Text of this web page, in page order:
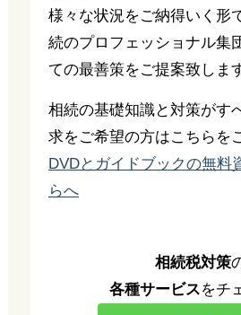
様々な状況をご納得いく形
続のプロフェッショナル集
ての最善策をご提案致しま
相続の基礎知識と対策がす
求をご希望の方はこちらを
DVDとガイドブックの無料
らへ
相続税対策
各種サービスをチ